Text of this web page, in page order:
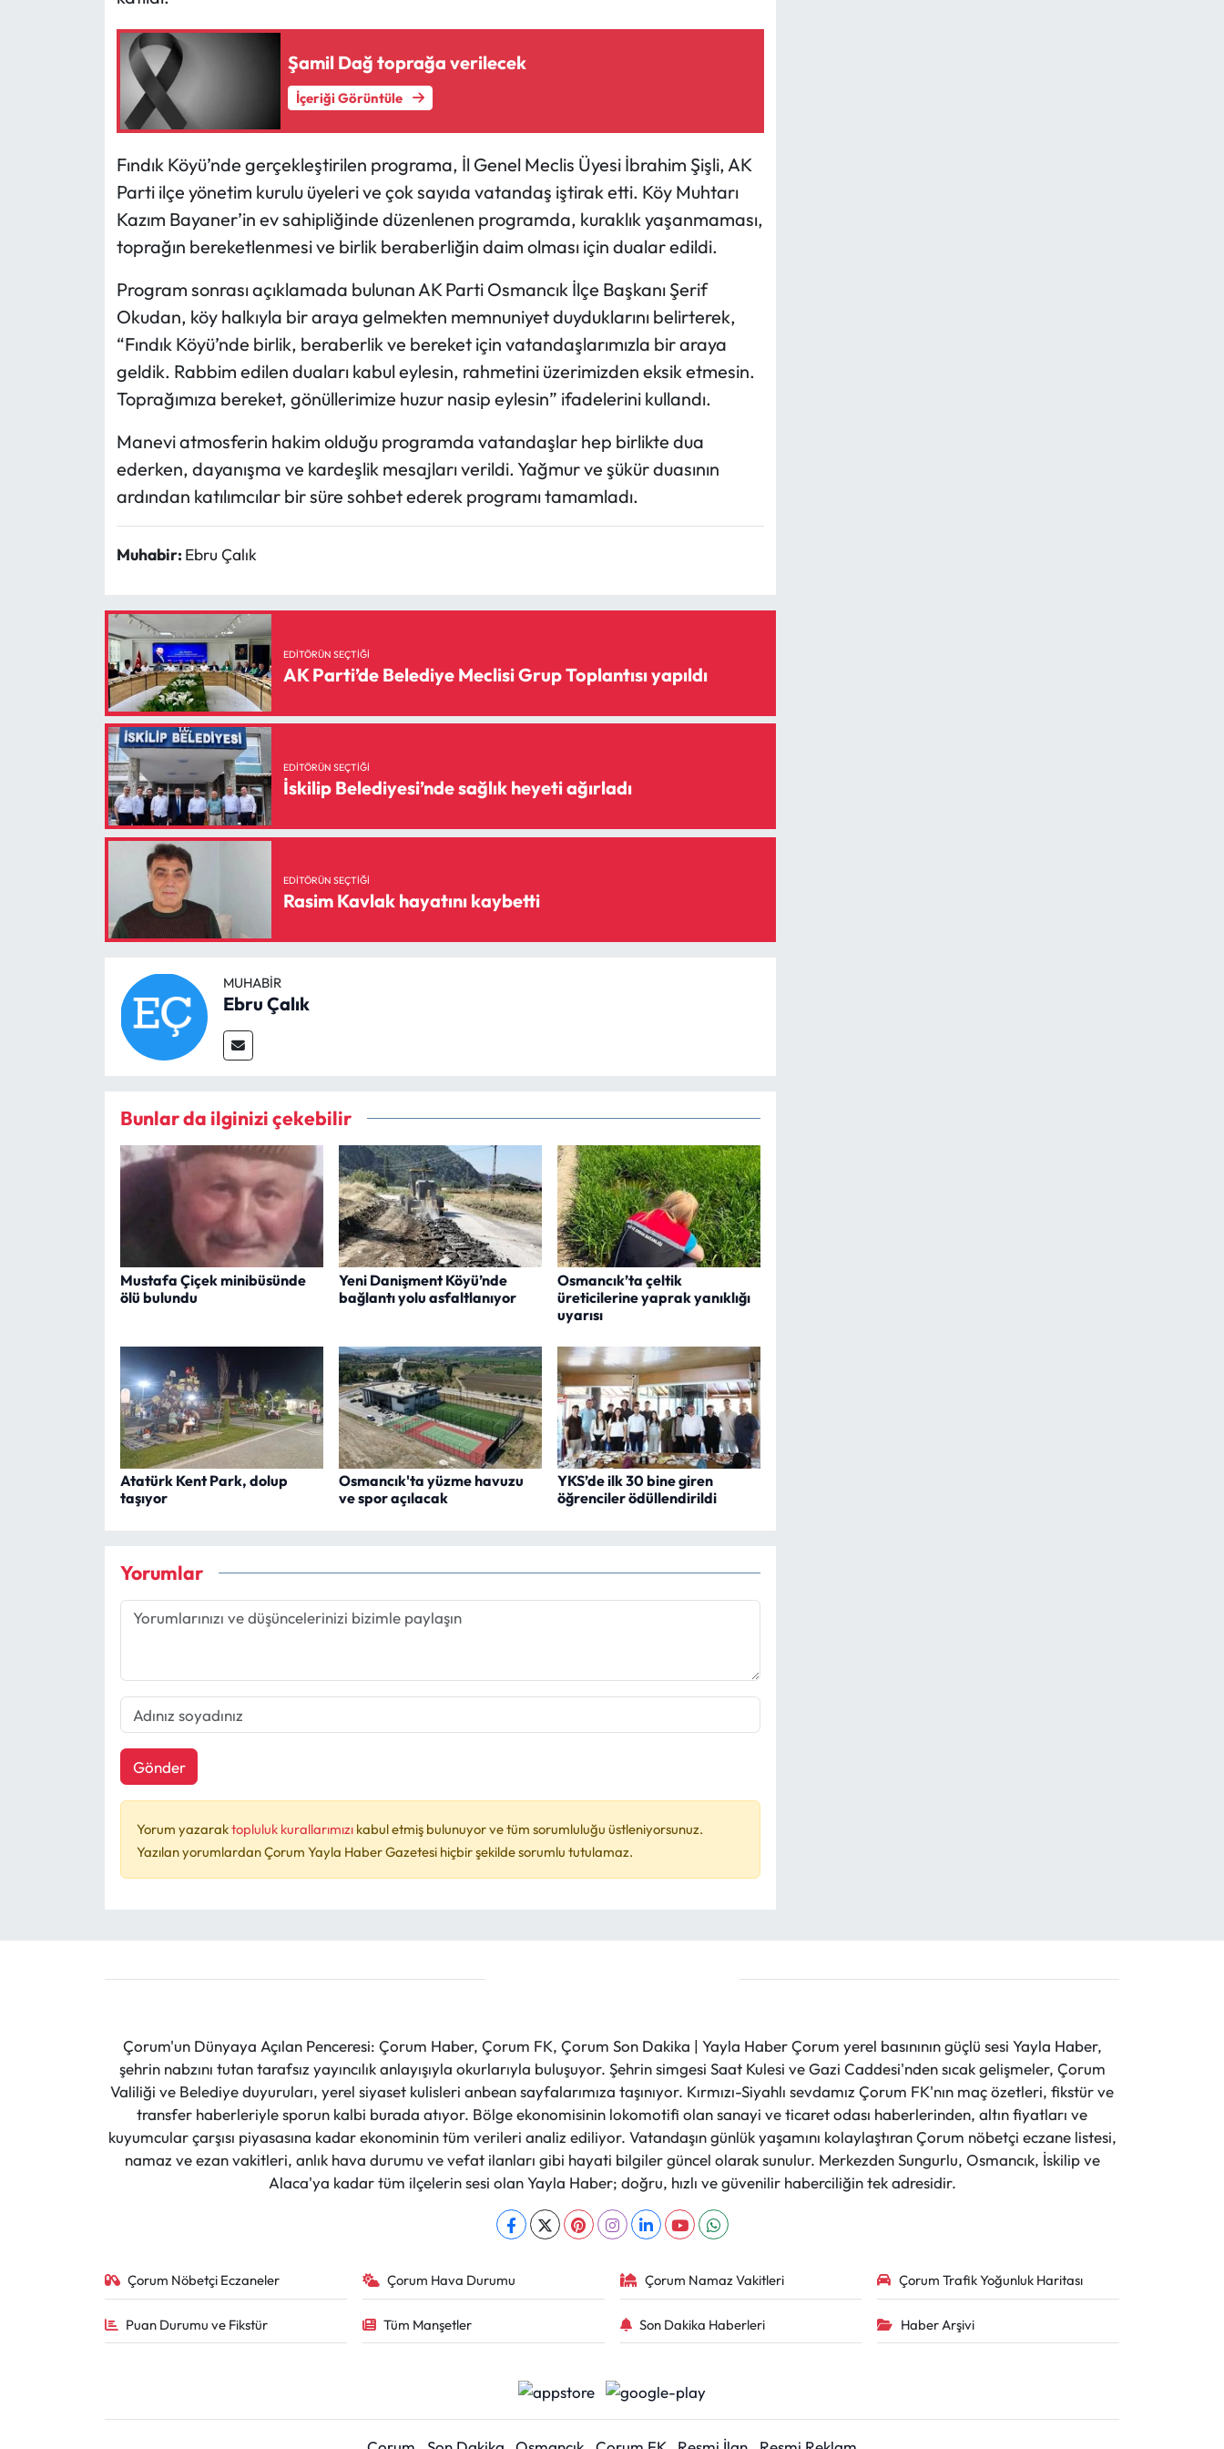
Şamil Dağ toprağa verilecek
İçeriği Görüntüle
Fındık Köyü’nde gerçekleştirilen programa, İl Genel Meclis Üyesi İbrahim Şişli, AK
Parti ilçe yönetim kurulu üyeleri ve çok sayıda vatandaş iştirak etti. Köy Muhtarı
Kazım Bayaner’in ev sahipliğinde düzenlenen programda, kuraklık yaşanmaması,
toprağın bereketlenmesi ve birlik beraberliğin daim olması için dualar edildi.
Program sonrası açıklamada bulunan AK Parti Osmancık İlçe Başkanı Şerif
Okudan, köy halkıyla bir araya gelmekten memnuniyet duyduklarını belirterek,
“Fındık Köyü’nde birlik, beraberlik ve bereket için vatandaşlarımızla bir araya
geldik. Rabbim edilen duaları kabul eylesin, rahmetini üzerimizden eksik etmesin.
Toprağımıza bereket, gönüllerimize huzur nasip eylesin” ifadelerini kullandı.
Manevi atmosferin hakim olduğu programda vatandaşlar hep birlikte dua
ederken, dayanışma ve kardeşlik mesajları verildi. Yağmur ve şükür duasının
ardından katılımcılar bir süre sohbet ederek programı tamamladı.
Muhabir: Ebru Çalık
EDITÖRÜN SEÇTIĞI
AK Parti’de Belediye Meclisi Grup Toplantısı yapıldı
EDITÖRÜN SEÇTIĞI
İskilip Belediyesi’nde sağlık heyeti ağırladı
EDITÖRÜN SEÇTIĞI
Rasim Kavlak hayatını kaybetti
MUHABIR
Ebru Çalık
Bunlar da ilginizi çekebilir
Mustafa Çiçek minibüsünde
ölü bulundu
Yeni Danişment Köyü’nde
bağlantı yolu asfaltlanıyor
Osmancık’ta çeltik
üreticilerine yaprak yanıklığı
uyarısı
Atatürk Kent Park, dolup
taşıyor
Osmancık'ta yüzme havuzu
ve spor açılacak
YKS’de ilk 30 bine giren
öğrenciler ödüllendirildi
Yorumlar
Gönder
Yorum yazaraktopluluk kurallarımızı kabul etmiş bulunuyor ve tüm sorumluluğu üstleniyorsunuz.
Yazılan yorumlardan Çorum Yayla Haber Gazetesi hiçbir şekilde sorumlu tutulamaz.
Çorum'un Dünyaya Açılan Penceresi: Çorum Haber, Çorum FK, Çorum Son Dakika | Yayla Haber Çorum yerel basınının güçlü sesi Yayla Haber,
şehrin nabzını tutan tarafsız yayıncılık anlayışıyla okurlarıyla buluşuyor. Şehrin simgesi Saat Kulesi ve Gazi Caddesi'nden sıcak gelişmeler, Çorum
Valiliği ve Belediye duyuruları, yerel siyaset kulisleri anbean sayfalarımıza taşınıyor. Kırmızı-Siyahlı sevdamız Çorum FK'nın maç özetleri, fikstür ve
transfer haberleriyle sporun kalbi burada atıyor. Bölge ekonomisinin lokomotifi olan sanayi ve ticaret odası haberlerinden, altın fiyatları ve
kuyumcular çarşısı piyasasına kadar ekonominin tüm verileri analiz ediliyor. Vatandaşın günlük yaşamını kolaylaştıran Çorum nöbetçi eczane listesi,
namaz ve ezan vakitleri, anlık hava durumu ve vefat ilanları gibi hayati bilgiler güncel olarak sunulur. Merkezden Sungurlu, Osmancık, İskilip ve
Alaca'ya kadar tüm ilçelerin sesi olan Yayla Haber; doğru, hızlı ve güvenilir haberciliğin tek adresidir.
Çorum Nöbetçi Eczaneler Çorum Hava Durumu Çorum Namaz Vakitleri Çorum Trafik Yoğunluk Haritası
Puan Durumu ve Fikstür Tüm Manşetler Son Dakika Haberleri Haber Arşivi
Mecitözü Haberleri
Oğuzlar Haberleri
Ortaköy Haberleri
Osmancık Haberleri
Otomotiv
Resmi Reklam
Sungurlu Haberleri
Yayla Haber
Yemek Tarifleri
Yerel Haberler